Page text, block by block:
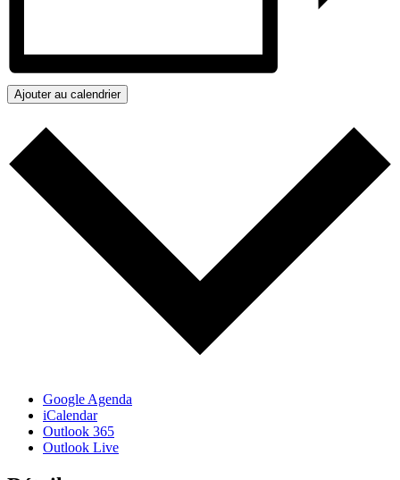
Ajouter au calendrier
Google Agenda
iCalendar
Outlook 365
Outlook Live